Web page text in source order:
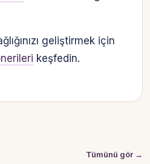
geliştirmek için
keşfedin.
Tümünü gör →